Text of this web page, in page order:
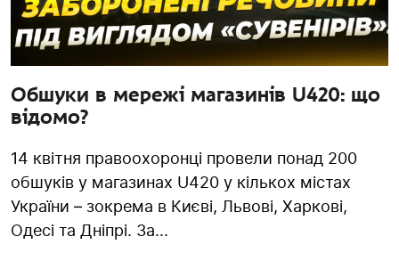
Обшуки в мережі магазинів U420: що
відомо?
14 квітня правоохоронці провели понад 200
обшуків у магазинах U420 у кількох містах
України – зокрема в Києві, Львові, Харкові,
Одесі та Дніпрі. За...